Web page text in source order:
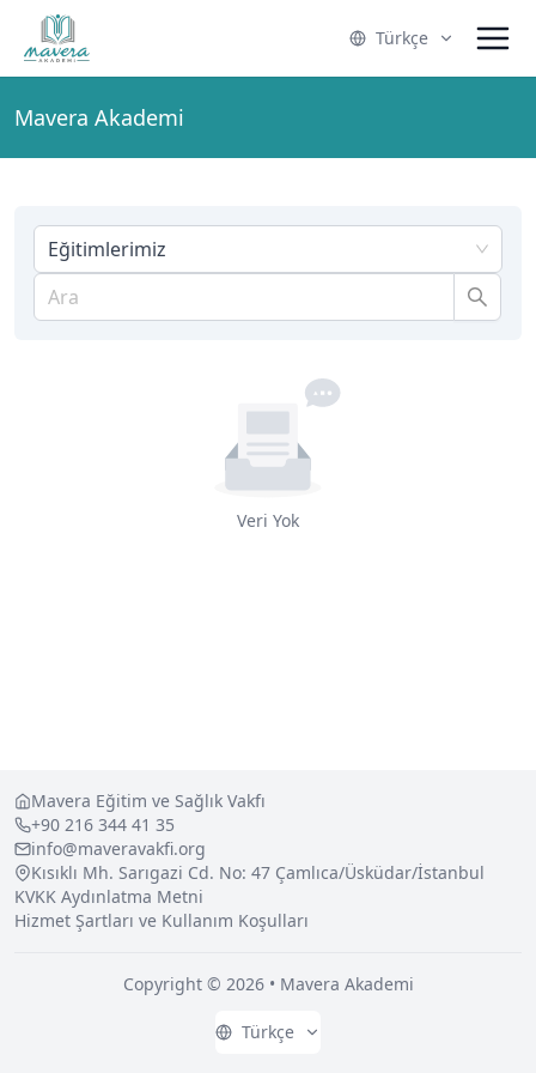
Türkçe
Mavera Akademi
Eğitimlerimiz
Veri Yok
Mavera Eğitim ve Sağlık Vakfı
+90 216 344 41 35
info@maveravakfi.org
Kısıklı Mh. Sarıgazi Cd. No: 47 Çamlıca/Üsküdar/İstanbul
KVKK Aydınlatma Metni
Hizmet Şartları ve Kullanım Koşulları
Copyright © 2026 • Mavera Akademi
Türkçe